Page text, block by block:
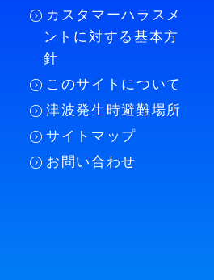
カスタマーハラスメ
ントに対する基本方
針
このサイトについて
津波発生時避難場所
サイトマップ
お問い合わせ